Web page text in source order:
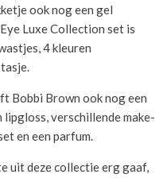
ook nog een gel
Luxe Collection set is
4 kleuren
Bobbi Brown ook nog een
verschillende make-
en een parfum.
uit deze collectie erg gaaf,